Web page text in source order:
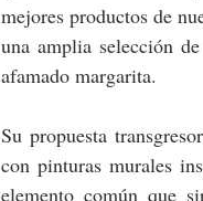
mejores productos de
una amplia selección
afamado margarita.
Su propuesta
con pinturas murales
elemento común que